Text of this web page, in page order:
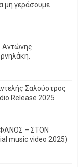
μη γεράσουμε
Αντώνης
Σαλούστρος
Release 2025
– ΣΤΟΝ
music video 2025)